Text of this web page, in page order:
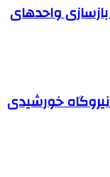
واحدهای
خورشیدی